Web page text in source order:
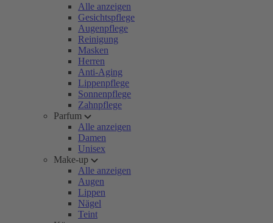
Alle anzeigen
Gesichtspflege
Augenpflege
Reinigung
Masken
Herren
Anti-Aging
Lippenpflege
Sonnenpflege
Zahnpflege
Parfum
Alle anzeigen
Damen
Unisex
Make-up
Alle anzeigen
Augen
Lippen
Nägel
Teint